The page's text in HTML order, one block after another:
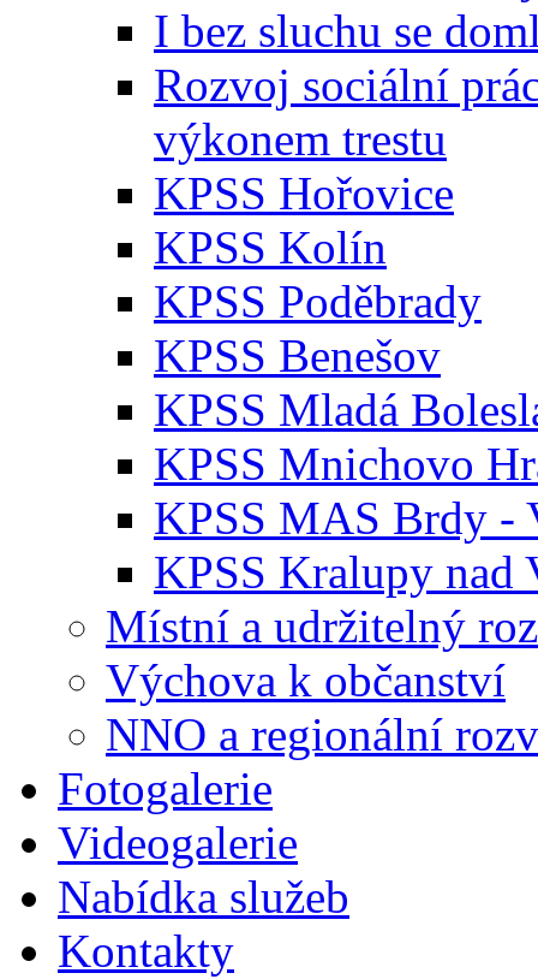
I bez sluchu se
Rozvoj sociální
výkonem trestu
KPSS Hořovice
KPSS Kolín
KPSS Poděbrady
KPSS Benešov
KPSS Mladá
KPSS Mnichovo
KPSS MAS Brdy -
KPSS Kralupy nad
Místní a udržitelný
Výchova k občanství
NNO a regionální
Fotogalerie
Videogalerie
Nabídka služeb
Kontakty